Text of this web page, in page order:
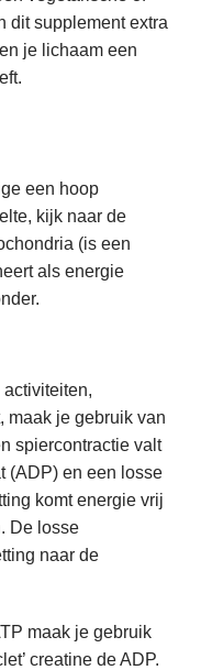
dit supplement extra
je lichaam een
een hoop
kijk naar de
(is een
als energie
maak je gebruik van
spiercontractie valt
(ADP) en een losse
komt energie vrij
De losse
naar de
maak je gebruik
creatine de ADP.